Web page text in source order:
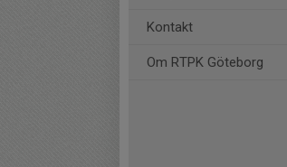
Kontakt
Om RTPK Göteborg